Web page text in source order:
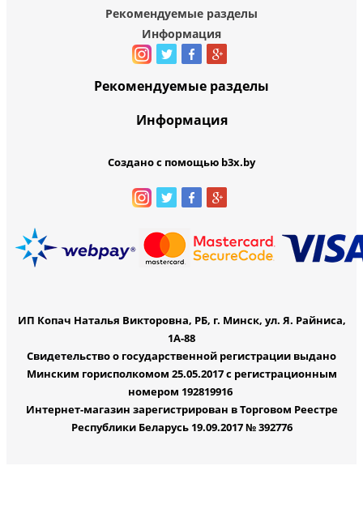
Рекомендуемые разделы
Информация
Рекомендуемые разделы
Информация
Создано с помощью b3x.by
ИП Копач Наталья Викторовна, РБ, г. Минск, ул. Я. Райниса,
1А-88
Свидетельство о государственной регистрации выдано
Минским горисполкомом 25.05.2017 с регистрационным
номером 192819916
Интернет-магазин зарегистрирован в Торговом Реестре
Республики Беларусь 19.09.2017 № 392776